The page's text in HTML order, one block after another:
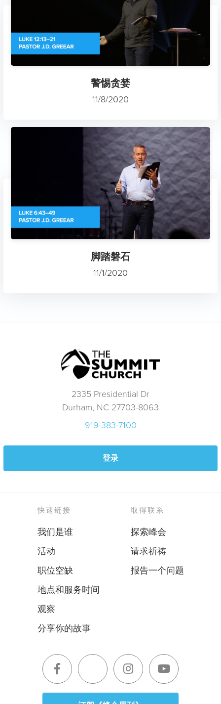
警惕贪婪
11/8/2020
脚踏磐石
11/1/2020
2335 Presidential Dr
Durham, NC 27703-8063
919-383-7100
登录
快速链接
我们是谁
活动
职位空缺
地点和服务时间
观察
分享你的故事
取得联系
探索峰会
请求祈祷
报告一个问题